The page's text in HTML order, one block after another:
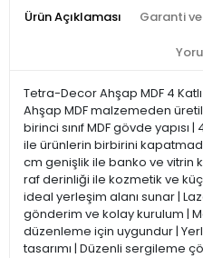
Ürün Açıklaması Garanti
Tetra-Decor Ahşap MDF 4
Ahşap MDF malzemeden
birinci sınıf MDF gövde
ile ürünlerin birbirini
cm genişlik ile banko ve vitrin
raf derinliği ile kozmetik ve
ideal yerleşim alanı sunar |
gönderim ve kolay kurulum |
düzenleme için uygundur |
tasarımı | Düzenli sergileme